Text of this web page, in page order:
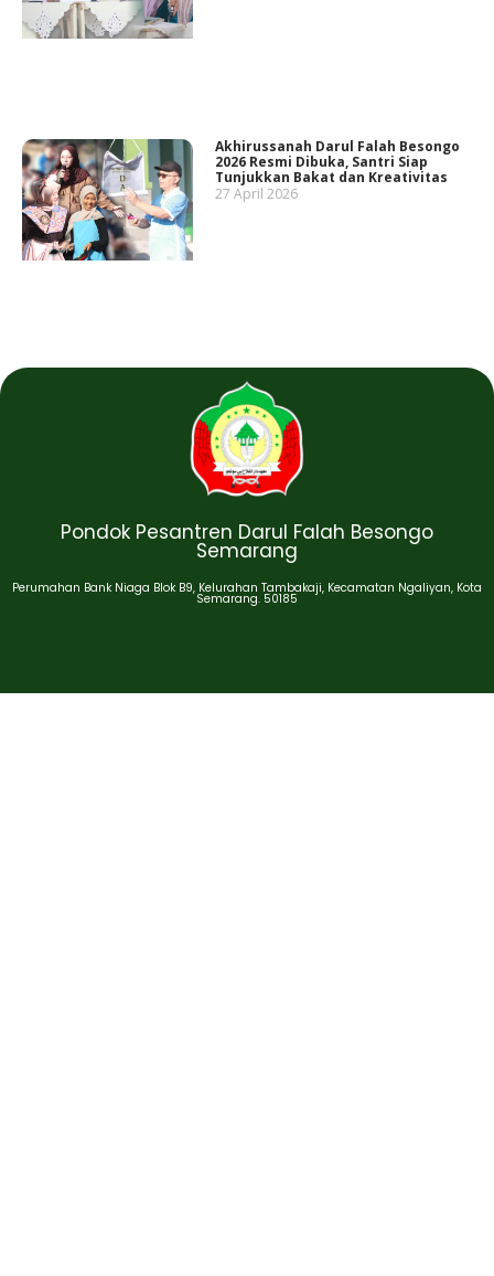
Akhirussanah Darul Falah Besongo
2026 Resmi Dibuka, Santri Siap
Tunjukkan Bakat dan Kreativitas
27 April 2026
Pondok Pesantren Darul Falah Besongo
Semarang
Perumahan Bank Niaga Blok B9, Kelurahan Tambakaji, Kecamatan Ngaliyan, Kota
Semarang. 50185